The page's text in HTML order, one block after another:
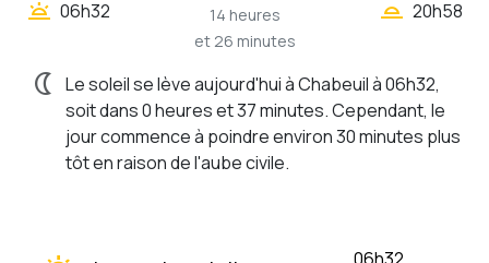
wb_twilight 06h32
14 heures
et 26 minutes
wb_twilight_2 20h58
nightlight Le soleil se lève aujourd'hui à Chabeuil à 06h32,
soit dans 0 heures et 37 minutes. Cependant, le
jour commence à poindre environ 30 minutes plus
tôt en raison de l'aube civile.